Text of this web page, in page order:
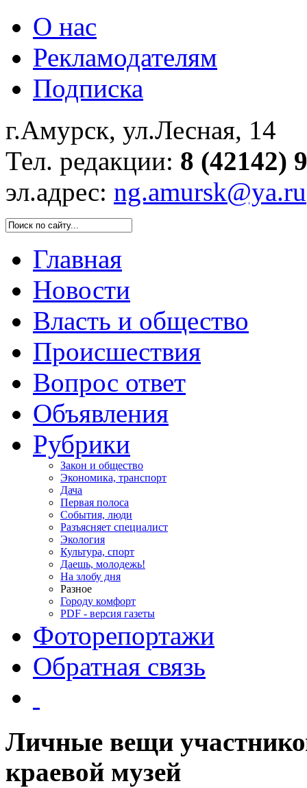
О нас
Рекламодателям
Подписка
г.Амурск, ул.Лесная, 14
Тел. редакции: 8 (42142)
эл.адрес: ng.amursk@ya.ru
Главная
Новости
Власть и общество
Происшествия
Вопрос ответ
Объявления
Рубрики
Закон и общество
Экономика, транспорт
Дача
Первая полоса
События, люди
Разъясняет специалист
Экология
Культура, спорт
Даешь, молодежь!
На злобу дня
Разное
Городу комфорт
PDF - версия газеты
Фоторепортажи
Обратная связь
Личные вещи
краевой музей